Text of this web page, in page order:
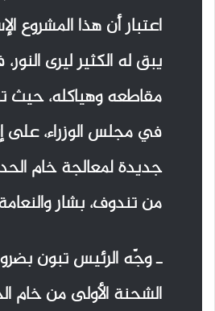
اعتبار أن هذا المشروع
يبق له الكثير ليرى
مقاطعه وهياكله، حيث
في مجلس الوزراء، على
جديدة لمعالجة خام
من تندوف، بشار
ـ وجّه الرئيس تبون
الشحنة الأولى من خام